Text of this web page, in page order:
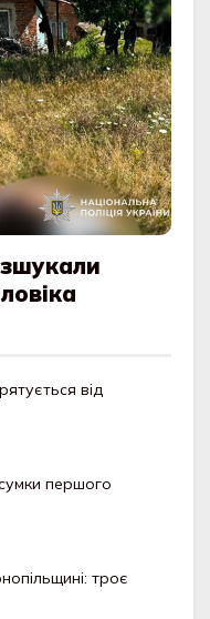
від
першого
троє